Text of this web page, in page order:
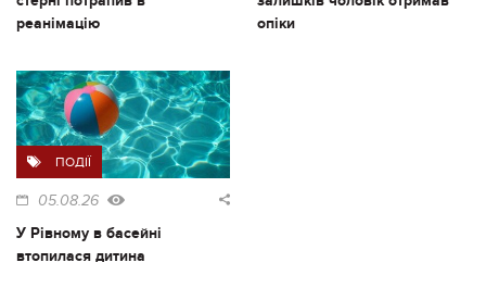
реанімацію
опіки
ПОДІЇ
05.08.26
У Рівному в басейні
втопилася дитина